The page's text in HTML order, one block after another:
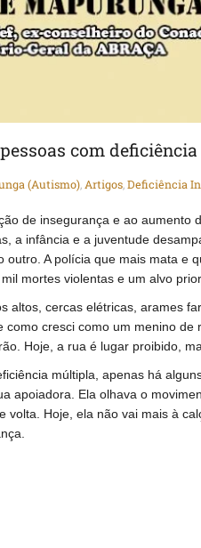
com deficiência
(Autismo) Artigos Deficiência
de insegurança e ao aumento
a infância e a juventude
A polícia que mais mata e
mortes violentas e um alvo
altos, cercas elétricas, arames
como cresci como um menino
Hoje, a rua é lugar proibido,
múltipla, apenas há
apoiadora. Ela olhava o
volta. Hoje, ela não vai mais à